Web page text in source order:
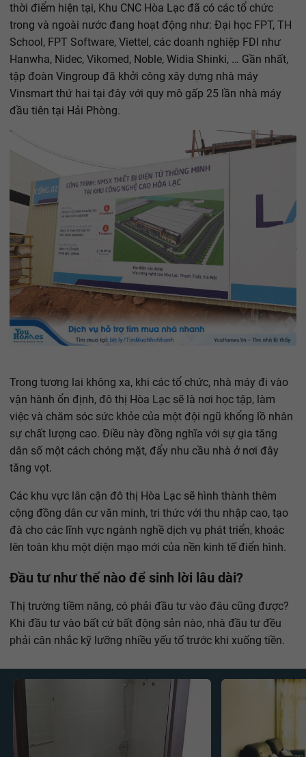
thời điểm hiện tại, Khu CNC Hòa Lạc đã có các tổ chức
trong và ngoài nước đang hoạt động như: Đại học FPT, TH
School, FPT Software, Viettel, các doanh nghiệp FDI như
Hanwha, Nidec, Vikomed, Noble, Widia Shinki, … Gần nhất,
tập đoàn Vingroup đã khởi công xây dựng nhà máy
Vinsmart thứ hai tại đây với quy mô gấp 25 lần nhà máy
đầu tiên tại Hải Phòng.
Trong tương lai không xa, khi các tổ chức, nhà máy đi vào
vận hành ổn định, đô thị Hòa Lạc sẽ là nơi học tập, làm
việc và chăm sóc sức khỏe của một đội ngũ khổng lồ nhân
sự chất lượng cao. Điều này đồng nghĩa với sự gia tăng
dân số một cách chóng mặt, đẩy nhu cầu nhà ở nơi đây
tăng vọt.
Các khu vực lân cận đô thị Hòa Lạc sẽ hình thành thêm
cộng đồng dân cư văn minh, tri thức với thu nhập cao, tạo
đà cho các lĩnh vực ngành nghề dịch vụ phát triển, khoác
lên toàn khu một diện mạo mới của nền kinh tế điển hình.
Đầu tư như thế nào để sinh lời lâu dài?
Thị trường tiềm năng, có phải đầu tư vào đâu cũng được?
Khi đầu tư vào bất cứ bất động sản nào, nhà đầu tư đều
phải cân nhắc kỹ lưỡng nhiều yếu tố trước khi xuống tiền.